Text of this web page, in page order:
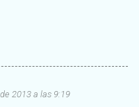
2013 a las 9:19